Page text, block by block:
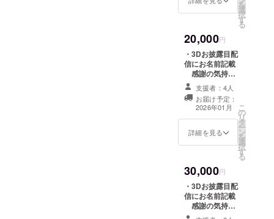
・クラファン限
定スマホ待ち受
け壁紙配布 ・3D
でのお礼動画(共
通・収録時間：1
分間) ※記載いた
だいたメールア
ドレスにお送り
します。 【現物
リターン】 ・
チェキ風カード
(直筆サイン付
いた氏名・住所
にお送りしま
す。
を
選
択
す
る
20,000円
・3Dお披露目配
信にお名前記載
感謝の気持ち
を込めて、3Dお
披露目配信にお
名前を掲載しま
す。 ※支援
時、必ず備考欄
に希望されるお
・クラファン限
定スマホ待ち受
け壁紙配布 ・3D
でのお礼動画 (共
通・収録時間：1
支援者：4人
お届け予定：
2026年01月
詳細を見る
こ
の
リ
タ
ー
ン
を
選
択
す
る
30,000円
・3Dお披露目配
信にお名前記載
感謝の気持ち
を込めて、3Dお